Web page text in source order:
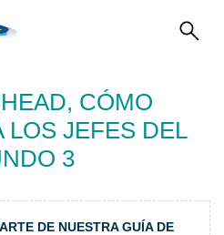
CÓMO
LOS JEFES DEL
3
DE NUESTRA GUÍA DE